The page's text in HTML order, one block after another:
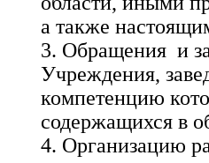
а также
3. Обращения и
Учреждения,
компетенцию
содержащихся в
4. Организацию